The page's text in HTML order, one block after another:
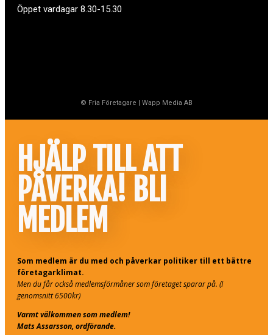
Öppet vardagar 8.30-15.30
© Fria Företagare | Wapp Media AB
HJÄLP TILL ATT
PÅVERKA! BLI
MEDLEM
Som medlem är du med och påverkar politiker till ett bättre
företagarklimat.
Men du får också medlemsförmåner som företaget sparar på. (I
genomsnitt 6500kr)
Varmt välkommen som medlem!
Mats Assarsson, ordförande.